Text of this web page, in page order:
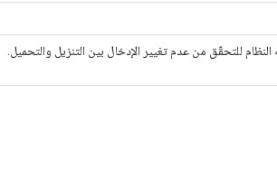
للتحقّق من عدم تغيير الإدخال بين التنزيل والتحميل.